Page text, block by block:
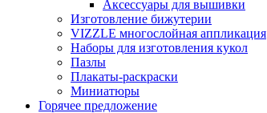
Аксессуары для вышивки
Изготовление бижутерии
VIZZLE многослойная аппликация
Наборы для изготовления кукол
Пазлы
Плакаты-раскраски
Миниатюры
Горячее предложение